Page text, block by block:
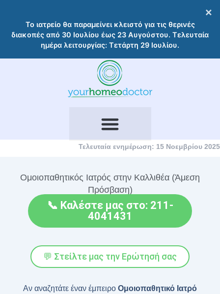
Το ιατρείο θα παραμείνει κλειστό για τις θερινές
διακοπές από 30 Ιουλίου έως 23 Αυγούστου. Τελευταία
ημέρα λειτουργίας: Τετάρτη 29 Ιουλίου.
×
περιεχόμενο
Τελευταία ενημέρωση: 15 Νοεμβρίου 2025
Ομοιοπαθητικός Ιατρός στην Καλλιθέα (Άμεση
Πρόσβαση)
📞 Καλέστε μας στο: 211-
4041431
💬 Στείλτε μας την Ερώτησή σας
Αν αναζητάτε έναν έμπειρο Ομοιοπαθητικό Ιατρό